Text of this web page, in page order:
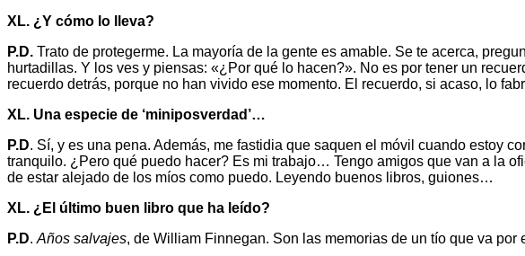
XL. ¿Y cómo lo lleva?
P.D. Trato de protegerme. La mayoría de la gente es amable. Se te acerca,
hurtadillas. Y los ves y piensas: «¿Por qué lo hacen?». No es por tener un
recuerdo detrás, porque no han vivido ese momento. El recuerdo, si acaso, lo
XL. Una especie de ‘miniposverdad’…
P.D. Sí, y es una pena. Además, me fastidia que saquen el móvil cuando estoy
tranquilo. ¿Pero qué puedo hacer? Es mi trabajo… Tengo amigos que van a la
de estar alejado de los míos como puedo. Leyendo buenos libros, guiones…
XL. ¿El último buen libro que ha leído?
P.D. Años salvajes, de William Finnegan. Son las memorias de un tío que va por